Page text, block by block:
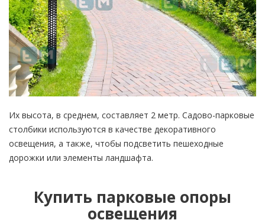
Их высота, в среднем, составляет 2 метр. Садово-парковые
столбики используются в качестве декоративного
освещения, а также, чтобы подсветить пешеходные
дорожки или элементы ландшафта.
Купить парковые опоры
освещения